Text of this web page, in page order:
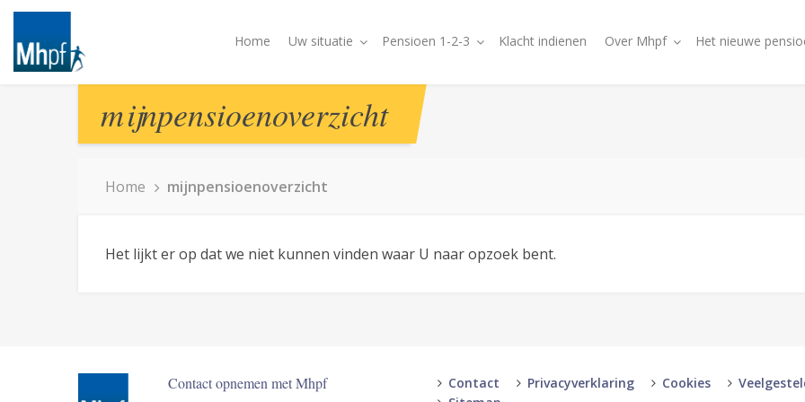
Home Uw situatie Pensioen 1-2-3 Klacht indienen Over Mhpf Het nieuwe
mijnpensioenoverzicht
Home mijnpensioenoverzicht
Het lijkt er op dat we niet kunnen vinden waar U naar opzoek bent.
Contact opnemen met Mhpf Contact Privacyverklaring Cookies